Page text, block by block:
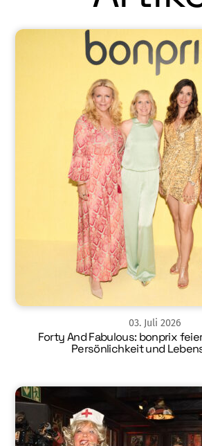
03. Juli 2026
Forty And Fabulous: bonprix
Persönlichkeit und